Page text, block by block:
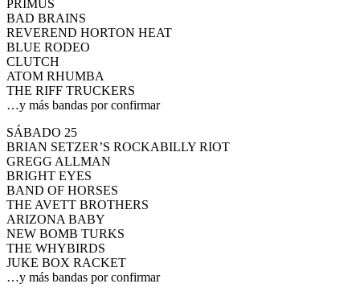
PRIMUS
BAD BRAINS
REVEREND HORTON HEAT
BLUE RODEO
CLUTCH
ATOM RHUMBA
THE RIFF TRUCKERS
…y más bandas por confirmar
SÁBADO 25
BRIAN SETZER’S ROCKABILLY RIOT
GREGG ALLMAN
BRIGHT EYES
BAND OF HORSES
THE AVETT BROTHERS
ARIZONA BABY
NEW BOMB TURKS
THE WHYBIRDS
JUKE BOX RACKET
…y más bandas por confirmar